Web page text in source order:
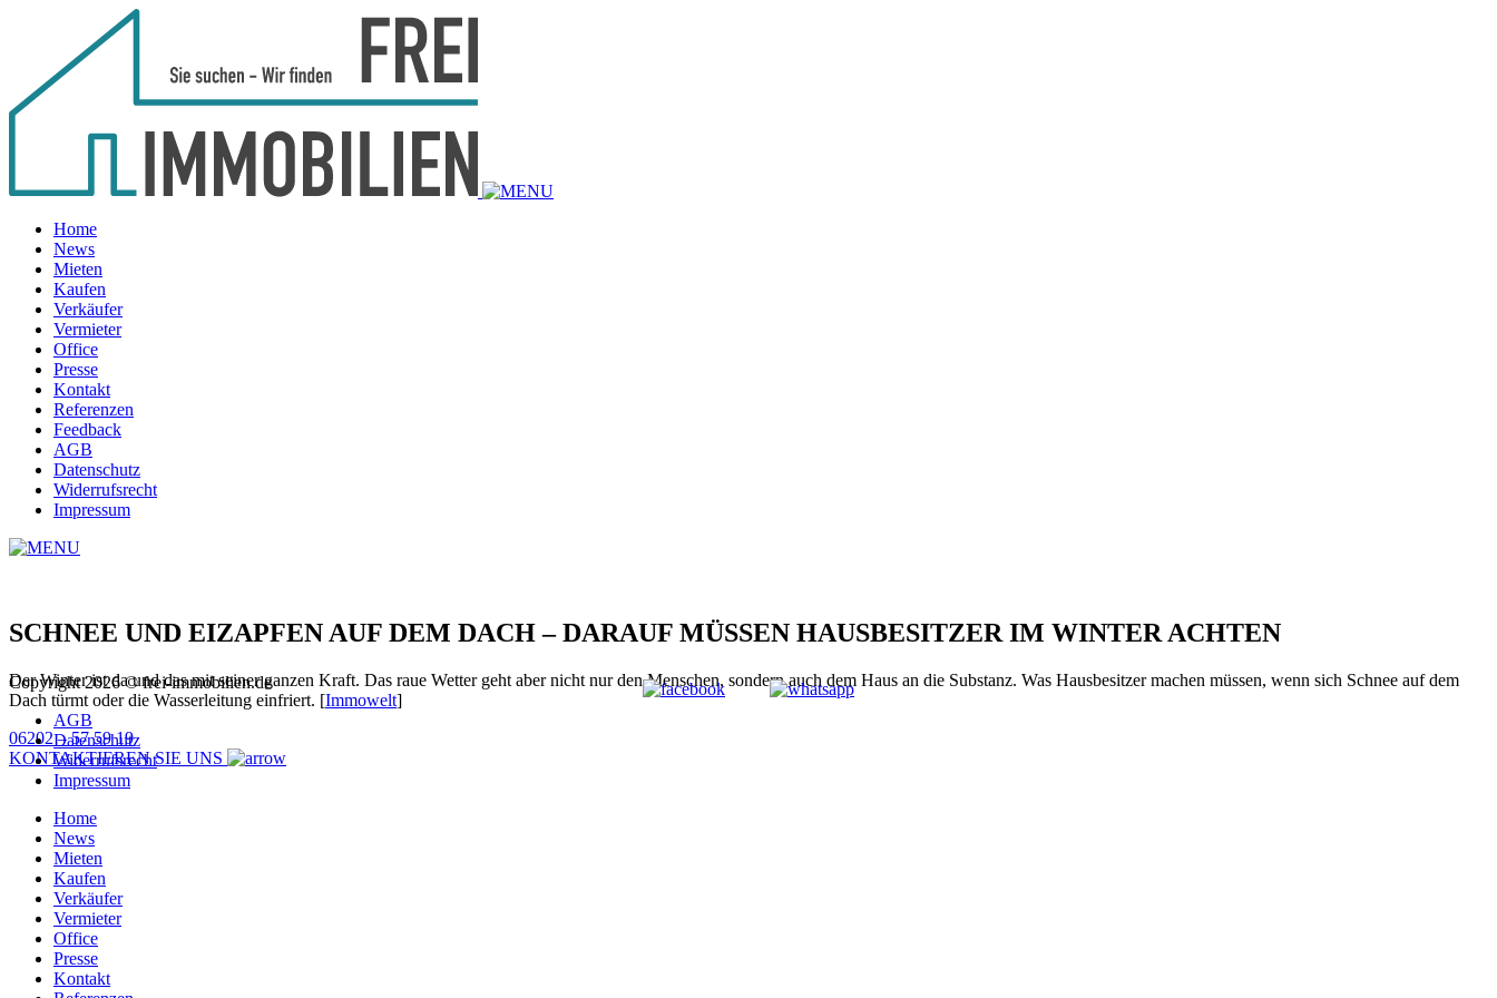
Home
News
Mieten
Kaufen
Verkäufer
Vermieter
Office
Presse
Kontakt
Referenzen
Feedback
AGB
Datenschutz
Widerrufsrecht
Impressum
SCHNEE UND EIZAPFEN AUF DEM DACH – DARAUF MÜSSEN HAUSBESITZER IM WINTER ACHTEN
Der Winter ist da und das mit seiner ganzen Kraft. Das raue Wetter geht aber nicht nur den Menschen, sondern auch dem Haus an die Substanz. Was Hausbesitzer machen müssen, wenn sich Schnee auf dem
Dach türmt oder die Wasserleitung einfriert. [Immowelt]
06202 – 57 59 19
KONTAKTIEREN SIE UNS
Copyright 2026 © frei-immobilien.de
AGB
Datenschutz
Widerrufsrecht
Impressum
Home
News
Mieten
Kaufen
Verkäufer
Vermieter
Office
Presse
Kontakt